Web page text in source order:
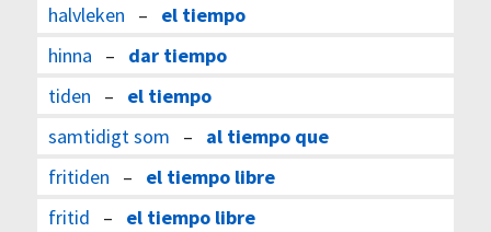
halvleken – el tiempo
hinna – dar tiempo
tiden – el tiempo
samtidigt som – al tiempo que
fritiden – el tiempo libre
fritid – el tiempo libre